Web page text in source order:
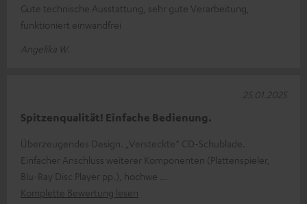
Gute technische Ausstattung, sehr gute Verarbeitung,
funktioniert einwandfrei
Angelika W.
Spitzenqualität! Einfache Bedienung.
Überzeugendes Design. „Versteckte“ CD-Schublade.
Einfacher Anschluss weiterer Komponenten (Plattenspieler,
Blu-Ray Disc Player pp.), hochwe
Komplette Bewertung lesen
25.01.2025